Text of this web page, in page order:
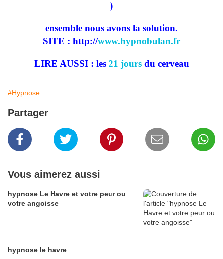
)
ensemble nous avons la solution.
SITE : http://www.hypnobulan.fr
LIRE AUSSI : les 21 joursdu cerveau
#Hypnose
Partager
Vous aimerez aussi
hypnose Le Havre et votre peur ou
votre angoisse
hypnose le havre